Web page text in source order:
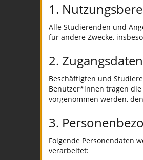
1.
Alle Studierenden und
für andere Zwecke,
2. Zugangsdaten
Beschäftigten und
Benutzer*innen tragen
vorgenommen werden,
3.
Folgende Personendaten
verarbeitet: